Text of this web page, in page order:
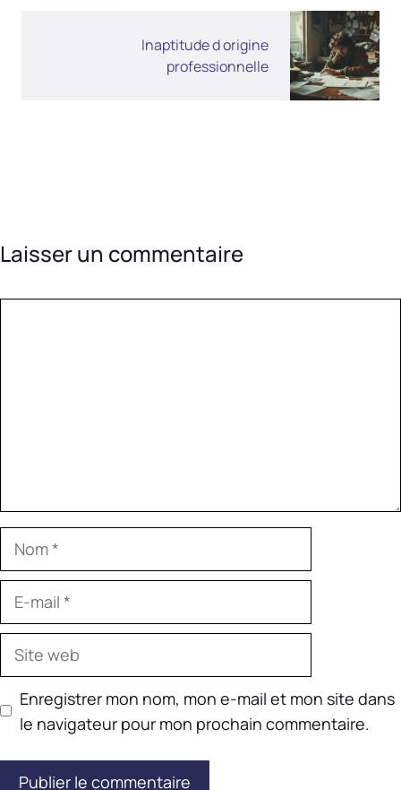
Inaptitude d origine
professionnelle
Laisser un commentaire
Nom
Site
Enregistrer mon nom, mon e-mail et mon site dans
le navigateur pour mon prochain commentaire.